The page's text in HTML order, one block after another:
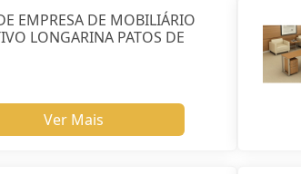
EMPRESA DE MOBILIÁRIO
LONGARINA PATOS DE
Ver Mais